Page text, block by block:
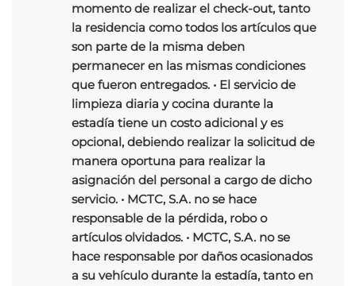
momento de realizar el check-out, tanto
la residencia como todos los artículos que
son parte de la misma deben
permanecer en las mismas condiciones
que fueron entregados. • El servicio de
limpieza diaria y cocina durante la
estadía tiene un costo adicional y es
opcional, debiendo realizar la solicitud de
manera oportuna para realizar la
asignación del personal a cargo de dicho
servicio. • MCTC, S.A. no se hace
responsable de la pérdida, robo o
artículos olvidados. • MCTC, S.A. no se
hace responsable por daños ocasionados
a su vehículo durante la estadía, tanto en